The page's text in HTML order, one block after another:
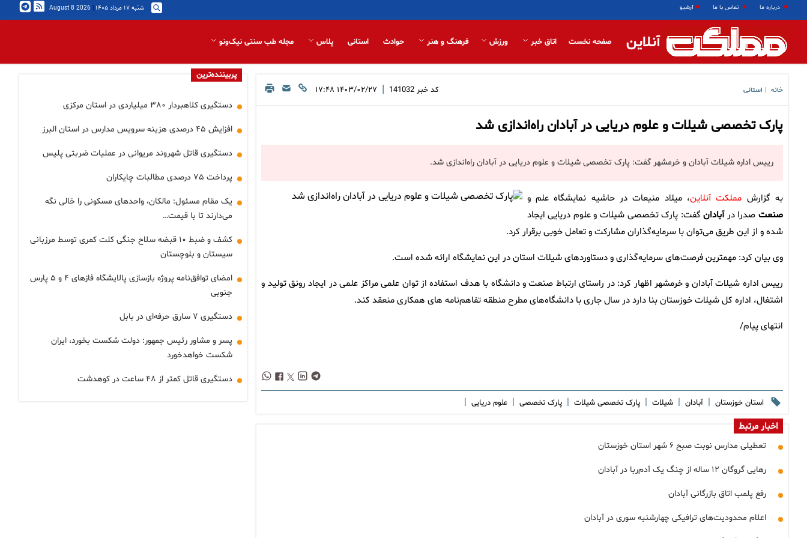
درباره ما تماس با ما آرشیو شنبه ۱۷ مرداد ۱۴۰۵ |
2026 August 8
آنلاین صفحه نخست اتاق خبر ورزش فرهنگ و هنر حوادث استانی پلاس مجله طب سنتی نیک‌ونو
خانه استانی کد خبر 141032
| ۱۴۰۳/۰۲/۲۷ ۱۷:۴۸
پارک تخصصی شیلات و علوم دریایی در آبادان راه‌اندازی شد
رییس اداره شیلات آبادان و خرمشهر گفت: پارک تخصصی شیلات و علوم دریایی در آبادان راه‌اندازی شد.
به گزارش مملکت آنلاین، میلاد منیعات در حاشیه نمایشگاه علم و
صنعتصدرا درآبادانگفت: پارک تخصصی شیلات و علوم دریایی ایجاد
شده و از این طریق می‌توان با سرمایه‌گذاران مشارکت و تعامل خوبی برقرار کرد.
وی بیان کرد: مهمترین فرصت‌های سرمایه‌گذاری و دستاوردهای شیلات استان در این نمایشگاه ارائه شده است.
رییس اداره شیلات آبادان و خرمشهر اظهار کرد: در راستای ارتباط صنعت و دانشگاه با هدف استفاده از توان علمی مراکز علمی در ایجاد رونق تولید و
اشتغال، اداره کل شیلات خوزستان بنا دارد در سال جاری با دانشگاه‌های مطرح منطقه تفاهم‌نامه های همکاری منعقد کند.
انتهای پیام/
استان خوزستان | آبادان | شیلات | پارک تخصصی شیلات | پارک تخصصی | علوم دریایی |
اخبار مرتبط
تعطیلی مدارس نوبت صبح ۶ شهر استان خوزستان
رهایی گروگان ۱۲ ساله از چنگ یک آدم‌ربا در آبادان
رفع پلمب اتاق بازرگانی آبادان
اعلام محدودیت‌های ترافیکی چهارشنبه سوری در آبادان
پربیننده‌ترین
دستگیری کلاهبردار ۳۸۰ میلیاردی در استان مرکزی
افزایش ۴۵ درصدی هزینه سرویس مدارس در استان البرز
دستگیری قاتل شهروند مریوانی در عملیات ضربتی پلیس
پرداخت ۷۵ درصدی مطالبات چایکاران
یک مقام مسئول: مالکان، واحدهای مسکونی را خالی نگه
می‌دارند تا با قیمت…
کشف و ضبط ۱۰ قبضه سلاح جنگی کلت کمری توسط مرزبانی
سیستان و بلوچستان
امضای توافق‌نامه پروژه بازسازی پالایشگاه فازهای ۴ و ۵ پارس
جنوبی
دستگیری ۷ سارق حرفه‌ای در بابل
پسر و مشاور رئیس جمهور: دولت شکست بخورد، ایران
شکست خواهدخورد
دستگیری قاتل کمتر از ۴۸ ساعت در کوهدشت